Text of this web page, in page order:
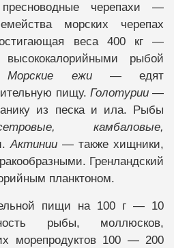
черепахи —
морских черепах
веса 400 кг —
рыбой
Морские ежи— едят
пищу. Голотурии—
из песка и ила. Рыбы
камбаловые,
Актинии — также хищники,
Гренландский
планктоном.
пищи на 100 г — 10
рыбы, моллюсков,
морепродуктов 100 — 200